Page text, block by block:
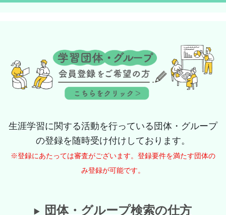
生涯学習に関する活動を行っている団体・グループ
の登録を随時受け付けしております。
※登録にあたっては審査がございます。登録要件を満たす団体の
み登録が可能です。
団体・グループ検索の仕方